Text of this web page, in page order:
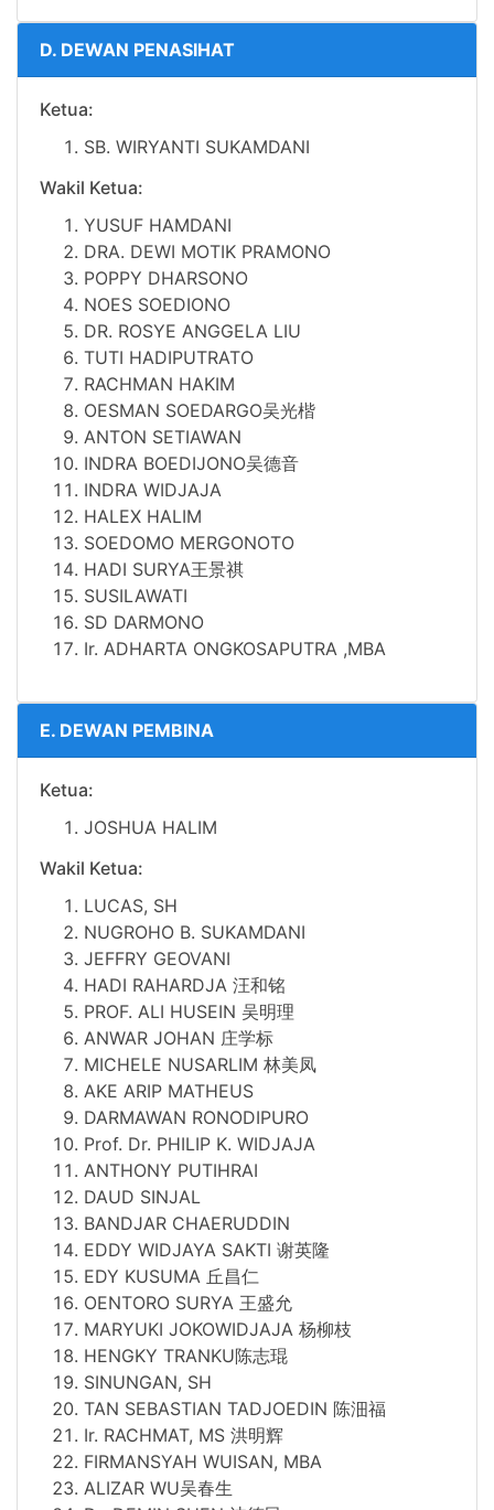
D. DEWAN PENASIHAT
Ketua:
SB. WIRYANTI SUKAMDANI
Wakil Ketua:
YUSUF HAMDANI
DRA. DEWI MOTIK PRAMONO
POPPY DHARSONO
NOES SOEDIONO
DR. ROSYE ANGGELA LIU
TUTI HADIPUTRATO
RACHMAN HAKIM
OESMAN SOEDARGO吴光楷
ANTON SETIAWAN
INDRA BOEDIJONO吴德音
INDRA WIDJAJA
HALEX HALIM
SOEDOMO MERGONOTO
HADI SURYA王景祺
SUSILAWATI
SD DARMONO
Ir. ADHARTA ONGKOSAPUTRA ,MBA
E. DEWAN PEMBINA
Ketua:
JOSHUA HALIM
Wakil Ketua:
LUCAS, SH
NUGROHO B. SUKAMDANI
JEFFRY GEOVANI
HADI RAHARDJA 汪和铭
PROF. ALI HUSEIN 吴明理
ANWAR JOHAN 庄学标
MICHELE NUSARLIM 林美凤
AKE ARIP MATHEUS
DARMAWAN RONODIPURO
Prof. Dr. PHILIP K. WIDJAJA
ANTHONY PUTIHRAI
DAUD SINJAL
BANDJAR CHAERUDDIN
EDDY WIDJAYA SAKTI 谢英隆
EDY KUSUMA 丘昌仁
OENTORO SURYA 王盛允
MARYUKI JOKOWIDJAJA 杨柳枝
HENGKY TRANKU陈志琨
SINUNGAN, SH
TAN SEBASTIAN TADJOEDIN 陈沺福
Ir. RACHMAT, MS 洪明辉
FIRMANSYAH WUISAN, MBA
ALIZAR WU吴春生